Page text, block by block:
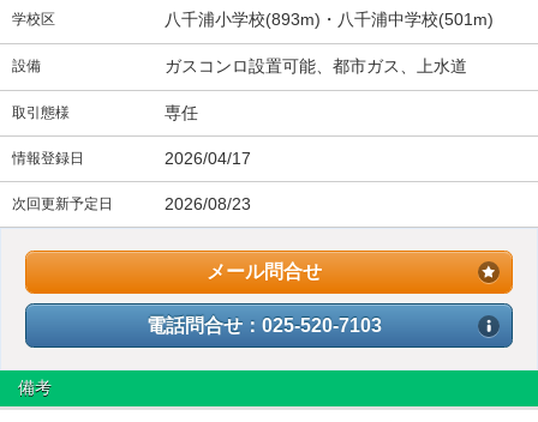
学校区 八千浦小学校(893m)・八千浦中学校(501m)
設備 ガスコンロ設置可能、都市ガス、上水道
取引態様 専任
情報登録日 2026/04/17
次回更新予定日 2026/08/23
メール問合せ
電話問合せ：025-520-7103
備考